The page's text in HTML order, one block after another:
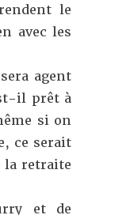
le
avec les
agent
il prêt à
si on
ce serait
la retraite
et de